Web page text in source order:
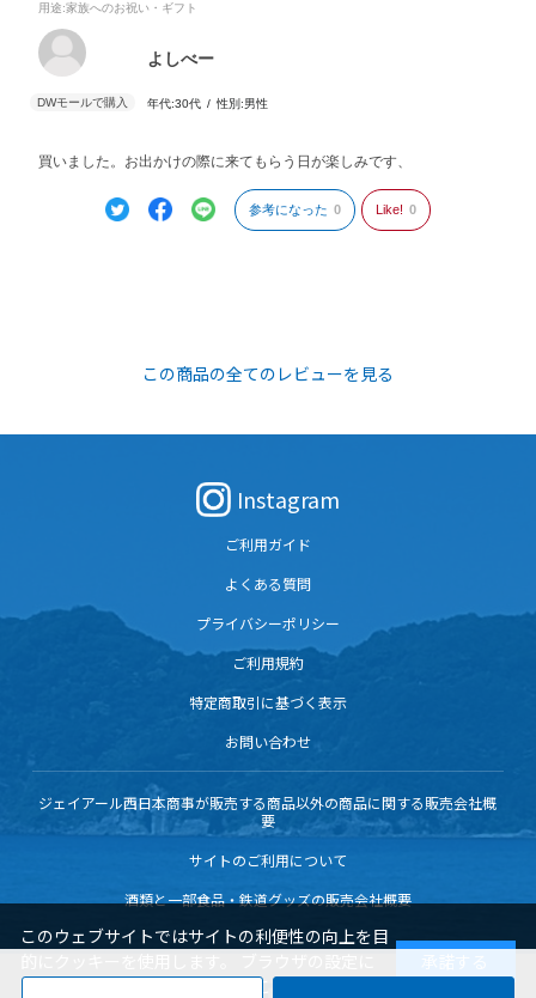
用途:家族へのお祝い・ギフト
よしべー
年代:30代 性別:男性
買いました。お出かけの際に来てもらう日が楽しみです、
参考になった 0 Like! 0
この商品の全てのレビューを見る
Instagram
ご利用ガイド
よくある質問
プライバシーポリシー
ご利用規約
特定商取引に基づく表示
お問い合わせ
ジェイアール西日本商事が販売する商品以外の商品に関する販売会社概
要
サイトのご利用について
酒類と一部食品・鉄道グッズの販売会社概要
このウェブサイトではサイトの利便性の向上を目
的にクッキーを使用します。 ブラウザの設定に
よりクッキーの機能を変更することもできます。